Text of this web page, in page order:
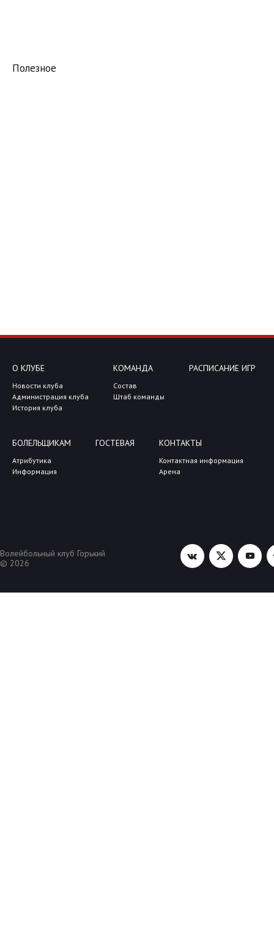
Полезное
О КЛУБЕ
Новости клуба
Администрация клуба
История клуба
КОМАНДА
Состав
Штаб команды
РАСПИСАНИЕ ИГР
БОЛЕЛЬЩИКАМ
Атрибутика
Информация
ГОСТЕВАЯ КОНТАКТЫ
Контактная информация
Арена
Волейбольный клуб Горький
© 2026